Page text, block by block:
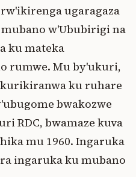
ugaragaza
w'Ububirigi na
ku mateka
rumwe. Mu by'ukuri,
ku ruhare
bwakozwe
RDC, bwamaze kuva
mu 1960. Ingaruka
ingaruka ku mubano